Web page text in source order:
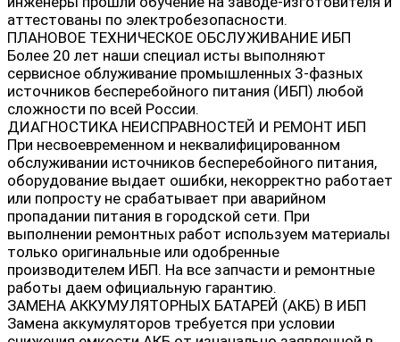
аттестованы по электробезопасности.
ПЛАНОВОЕ ТЕХНИЧЕСКОЕ ОБСЛУЖИВАНИЕ ИБП
Более 20 лет наши специал исты выполняют
сервисное облуживание промышленных 3-фазных
источников бесперебойного питания (ИБП) любой
сложности по всей России.
ДИАГНОСТИКА НЕИСПРАВНОСТЕЙ И РЕМОНТ ИБП
При несвоевременном и неквалифицированном
обслуживании источников бесперебойного питания,
оборудование выдает ошибки, некорректно работает
или попросту не срабатывает при аварийном
пропадании питания в городской сети. При
выполнении ремонтных работ используем материалы
только оригинальные или одобренные
производителем ИБП. На все запчасти и ремонтные
работы даем официальную гарантию.
ЗАМЕНА АККУМУЛЯТОРНЫХ БАТАРЕЙ (АКБ) В ИБП
Замена аккумуляторов требуется при условии